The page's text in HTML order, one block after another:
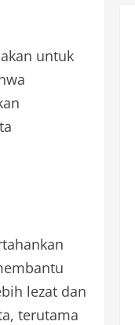
untuk
lezat dan
terutama